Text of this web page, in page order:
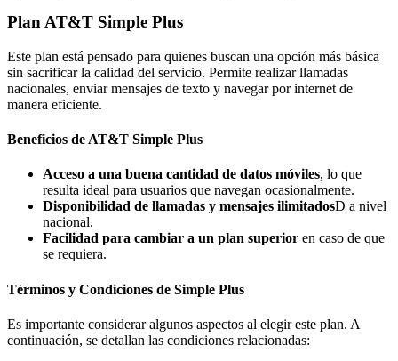
Plan AT&T Simple Plus
Este plan está pensado para quienes buscan una opción más básica
sin sacrificar la calidad del servicio. Permite realizar llamadas
nacionales, enviar mensajes de texto y navegar por internet de
manera eficiente.
Beneficios de AT&T Simple Plus
Acceso a una buena cantidad de datos móviles, lo que
resulta ideal para usuarios que navegan ocasionalmente.
Disponibilidad de llamadas y mensajes ilimitadosD a nivel
nacional.
Facilidad para cambiar a un plan superior en caso de que
se requiera.
Términos y Condiciones de Simple Plus
Es importante considerar algunos aspectos al elegir este plan. A
continuación, se detallan las condiciones relacionadas: